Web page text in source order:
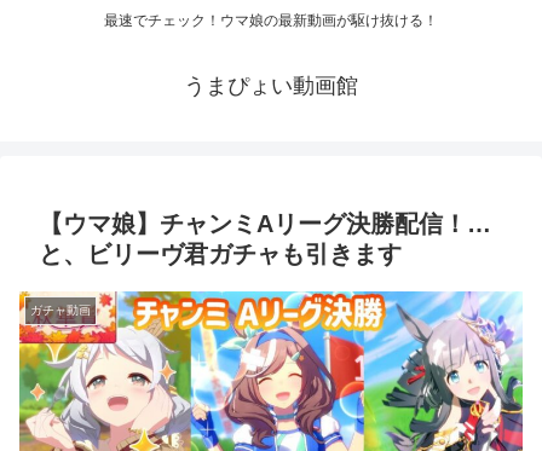
最速でチェック！ウマ娘の最新動画が駆け抜ける！
うまぴょい動画館
【ウマ娘】チャンミAリーグ決勝配信！…
と、ビリーヴ君ガチャも引きます
ガチャ動画